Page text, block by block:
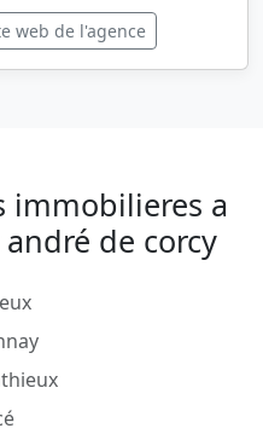
web de l'agence
immobilieres a
de corcy